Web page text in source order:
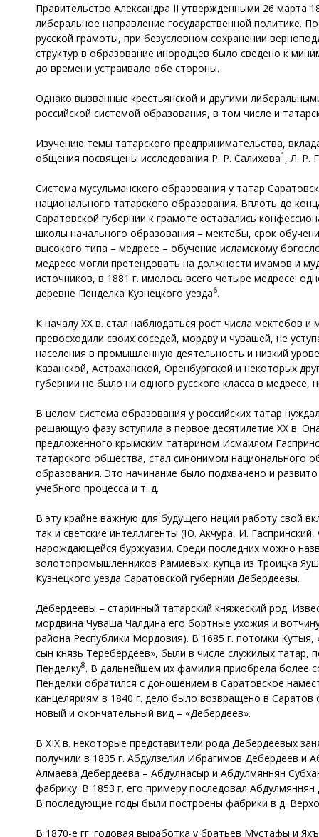
Правительство Александра II утвержденными 26 марта
либеральное направление государственной политике.
русской грамоты, при безусловном сохранении
структур в образование инородцев было сведено к
до времени устраивало обе стороны.
Однако вызванные крестьянской и другими
российской системой образования, в том числе и
Изучению темы татарского предпринимательства,
общения посвящены исследования Р. Р. Салихова1 , Л. Р.
Система мусульманского образования у татар
национального татарского образования. Вплоть до
Саратовской губернии к грамоте оставались
школы начального образования – мектебы, срок
высокого типа – медресе – обучение исламскому
медресе могли претендовать на должности имамов и
источников, в 1881 г. имелось всего четыре медресе:
деревне Пенделка Кузнецкого уезда6.
К началу XX в. стал наблюдаться рост числа мектебов и
превосходили своих соседей, мордву и чувашей, не
населения в промышленную деятельность и низкий
Казанской, Астраханской, Оренбургской и некоторых
губернии не было ни одного русского класса в медресе,
В целом система образования у российских татар
решающую фазу вступила в первое десятилетие XX в.
предложенного крымским татарином Исмаилом
татарского общества, стал синонимом национального
образования. Это начинание было подхвачено и
учебного процесса и т. д.
В эту крайне важную для будущего нации работу свой
так и светские интеллигенты (Ю. Акчура, И.
нарождающейся буржуазии. Среди последних можно
золотопромышленников Рамиевых, купца из Троицка
Кузнецкого уезда Саратовской губернии Дебердеевы.
Дебердеевы – старинный татарский княжеский род.
мордвина Чуваша Чалдина его бортные ухожия и
района Республики Мордовия). В 1685 г. потомки
сын князь Теребердеев», были в числе служилых
Пенделку8. В дальнейшем их фамилия приобрела более
Пенделки обратился с доношением в Саратовское
канцеляриям в 1840 г. дело было возвращено в
новый и окончательный вид – «Дебердеев».
В XIX в. некоторые представители рода Дебердеевых
получили в 1835 г. Абдулзелил Ибрагимов Дебердеев и
Алмаева Дебердеева – Абдулнасыр и Абдулмяннян
фабрику. В 1853 г. его примеру последовал
В последующие годы были построены фабрики в д.
В 1870-е гг. годовая выработка у братьев Мустафы и